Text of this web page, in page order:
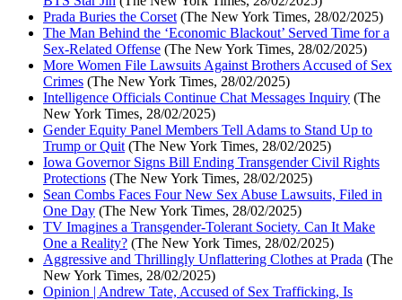
Prada Buries the Corset (The New York Times, 28/02/2025)
The Man Behind the ‘Economic Blackout’ Served Time for a
Sex-Related Offense (The New York Times, 28/02/2025)
More Women File Lawsuits Against Brothers Accused of Sex
Crimes (The New York Times, 28/02/2025)
Intelligence Officials Continue Chat Messages Inquiry (The
New York Times, 28/02/2025)
Gender Equity Panel Members Tell Adams to Stand Up to
Trump or Quit (The New York Times, 28/02/2025)
Iowa Governor Signs Bill Ending Transgender Civil Rights
Protections (The New York Times, 28/02/2025)
Sean Combs Faces Four New Sex Abuse Lawsuits, Filed in
One Day (The New York Times, 28/02/2025)
TV Imagines a Transgender-Tolerant Society. Can It Make
One a Reality? (The New York Times, 28/02/2025)
Aggressive and Thrillingly Unflattering Clothes at Prada (The
New York Times, 28/02/2025)
Opinion | Andrew Tate, Accused of Sex Trafficking, Is